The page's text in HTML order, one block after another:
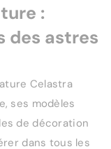
:
des astres
Celastra
ses modèles
de décoration
dans tous les